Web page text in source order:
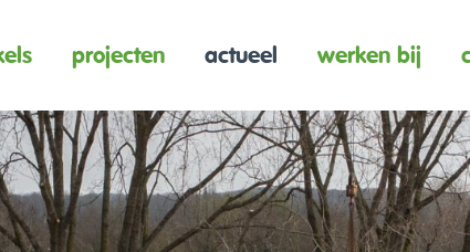
projecten actueel werken bij